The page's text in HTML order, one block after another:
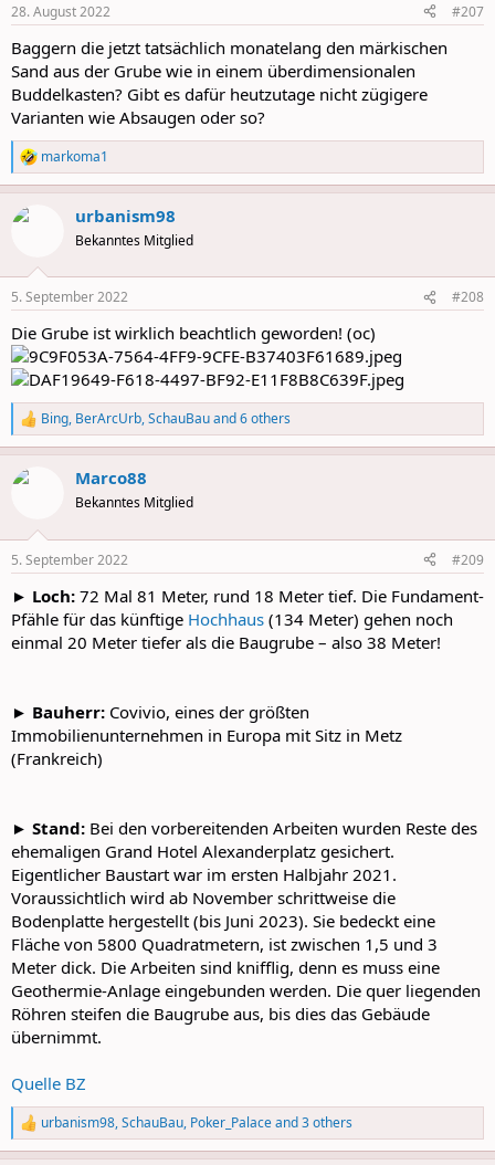
s
28. August 2022 #207
Baggern die jetzt tatsächlich monatelang den märkischen
Sand aus der Grube wie in einem überdimensionalen
Buddelkasten? Gibt es dafür heutzutage nicht zügigere
Varianten wie Absaugen oder so?
R
e
a
c
s
markoma1
urbanism98
Bekanntes Mitglied
5. September 2022 #208
Die Grube ist wirklich beachtlich geworden! (oc)
R
e
a
c
s
Bing, BerArcUrb,SchauBauand 6 others
Marco88
Bekanntes Mitglied
5. September 2022 #209
► Loch: 72 Mal 81 Meter, rund 18 Meter tief. Die Fundament-
Pfähle für das künftige Hochhaus (134 Meter) gehen noch
einmal 20 Meter tiefer als die Baugrube – also 38 Meter!
► Bauherr: Covivio, eines der größten
Immobilienunternehmen in Europa mit Sitz in Metz
(Frankreich)
► Stand: Bei den vorbereitenden Arbeiten wurden Reste des
ehemaligen Grand Hotel Alexanderplatz gesichert.
Eigentlicher Baustart war im ersten Halbjahr 2021.
Voraussichtlich wird ab November schrittweise die
Bodenplatte hergestellt (bis Juni 2023). Sie bedeckt eine
Fläche von 5800 Quadratmetern, ist zwischen 1,5 und 3
Meter dick. Die Arbeiten sind knifflig, denn es muss eine
Geothermie-Anlage eingebunden werden. Die quer liegenden
Röhren steifen die Baugrube aus, bis dies das Gebäude
übernimmt.
Quelle BZ
R
e
urbanism98,SchauBau, Poker_Palaceand 3 others